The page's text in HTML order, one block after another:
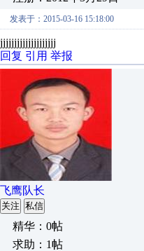
发表于：2015-03-16 15:18:00
jjjjjjjjjjjjjjjjjjjj
回复 引用 举报
飞鹰队长
关注 私信
精华：0帖
求助：1帖